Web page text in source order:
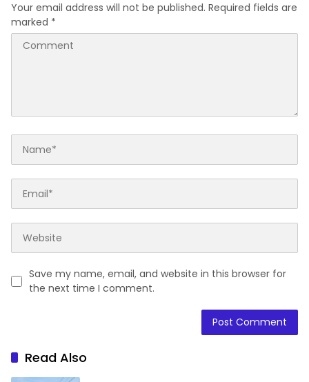
Your email address will not be published. Required fields are
marked *
Save my name, email, and website in this browser for
the next time I comment.
Read Also